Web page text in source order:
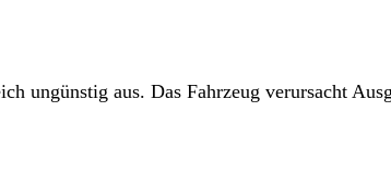
ungünstig aus. Das Fahrzeug verursacht